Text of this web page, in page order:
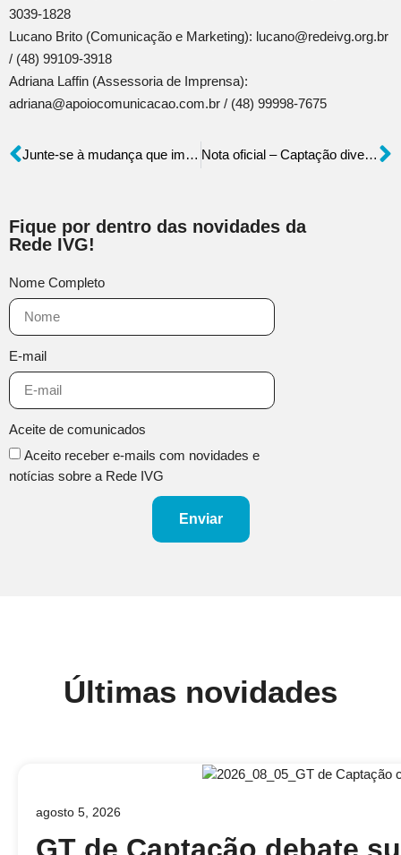
3039-1828
Lucano Brito (Comunicação e Marketing): lucano@redeivg.org.br
/ (48) 99109-3918
Adriana Laffin (Assessoria de Imprensa):
adriana@apoiocomunicacao.com.br / (48) 99998-7675
Junte-se à mudança que importa: conheça a nova campanha do Movimento Nacional ODS SC Nota oficial – Captação diversificada de recursos assegura continuidade dos projetos do IVG
Fique por dentro das novidades da
Rede IVG!
Nome Completo
E-mail
Aceite de comunicados
Aceito receber e-mails com novidades e
notícias sobre a Rede IVG
Enviar
Últimas novidades
agosto 5, 2026